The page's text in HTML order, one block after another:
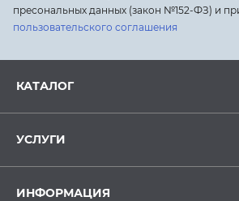
пресональных данных (закон №152-ФЗ) и
пользовательского соглашения
КАТАЛОГ
УСЛУГИ
ИНФОРМАЦИЯ